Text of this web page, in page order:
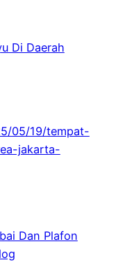
Di Daerah
05/19/tempat-
jakarta-
Dan Plafon